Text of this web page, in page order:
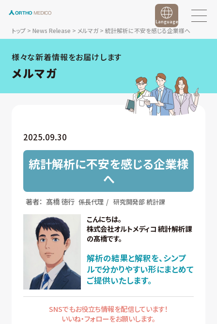
トップ> News Release > メルマガ> 統計解析に不安を感じる企業様へ
Language
様々な新着情報をお届けします
メルマガ
2025.09.30
統計解析に不安を感じる企業様
へ
著者： 髙橋 徳行 係長代理 研究開発部 統計課
こんにちは。
株式会社オルトメディコ 統計解析課
の髙橋です。
解析の結果と解釈を、シンプ
ルで分かりやすい形にまとめて
ご提供いたします。
SNSでもお役立ち情報を配信しています！
いいね・フォローをお願いします。